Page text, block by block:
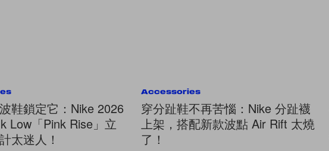
鞋鎖定它：Nike 2026
Low「Pink Rise」立
太迷人！
Accessories
穿分趾鞋不再苦惱：Nike 分趾襪
上架，搭配新款波點 Air Rift 太燒
了！